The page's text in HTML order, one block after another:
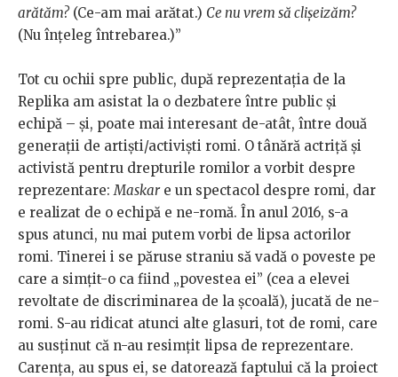
arătăm? (Ce-am mai arătat.) Ce nu vrem să clișeizăm?
(Nu înțeleg întrebarea.)”
Tot cu ochii spre public, după reprezentația de la
Replika am asistat la o dezbatere între public și
echipă – și, poate mai interesant de-atât, între două
generații de artiști/activiști romi. O tânără actriță și
activistă pentru drepturile romilor a vorbit despre
reprezentare: Maskare un spectacol despre romi, dar
e realizat de o echipă e ne-romă. În anul 2016, s-a
spus atunci, nu mai putem vorbi de lipsa actorilor
romi. Tinerei i se păruse straniu să vadă o poveste pe
care a simțit-o ca fiind „povestea ei” (cea a elevei
revoltate de discriminarea de la școală), jucată de ne-
romi. S-au ridicat atunci alte glasuri, tot de romi, care
au susținut că n-au resimțit lipsa de reprezentare.
Carența, au spus ei, se datorează faptului că la proiect